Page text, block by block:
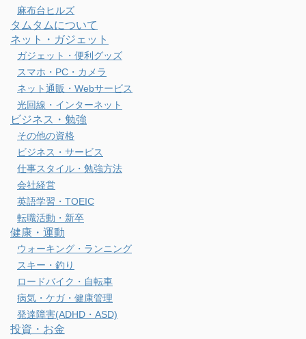
麻布台ヒルズ
タムタムについて
ネット・ガジェット
ガジェット・便利グッズ
スマホ・PC・カメラ
ネット通販・Webサービス
光回線・インターネット
ビジネス・勉強
その他の資格
ビジネス・サービス
仕事スタイル・勉強方法
会社経営
英語学習・TOEIC
転職活動・新卒
健康・運動
ウォーキング・ランニング
スキー・釣り
ロードバイク・自転車
病気・ケガ・健康管理
発達障害(ADHD・ASD)
投資・お金